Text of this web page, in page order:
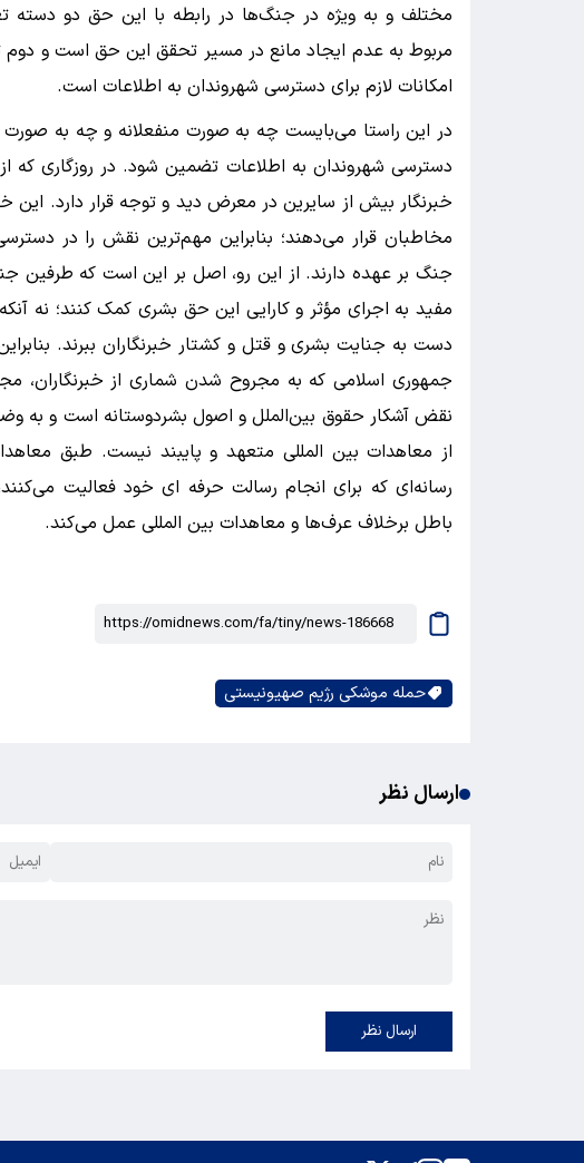
مختلف و به ویژه در جنگ‌ها در رابطه با این حق دو دسته
مربوط به عدم ایجاد مانع در مسیر تحقق این حق است و دوم
امکانات لازم برای دسترسی شهروندان به اطلاعات است.
در این راستا می‌بایست چه به صورت منفعلانه و چه به صورت
دسترسی شهروندان به اطلاعات تضمین شود. در روزگاری که
خبرنگار بیش از سایرین در معرض دید و توجه قرار دارد. این
مخاطبان قرار می‌دهند؛ بنابراین مهم‌ترین نقش را در
جنگ بر عهده دارند. از این رو، اصل بر این است که طرفین
مفید به اجرای مؤثر و کارایی این حق بشری کمک کنند؛ نه
دست به جنایت بشری و قتل و کشتار خبرنگاران ببرند.
جمهوری اسلامی که به مجروح شدن شماری از خبرنگاران،
نقض آشکار حقوق بین‌الملل و اصول بشردوستانه است و
از معاهدات بین المللی متعهد و پایبند نیست. طبق
رسانه‌ای که برای انجام رسالت حرفه ای خود فعالیت
باطل برخلاف عرف‌ها و معاهدات بین المللی عمل می‌کند.
حمله موشکی رژیم صهیونیستی
ارسال نظر
ارسال نظر